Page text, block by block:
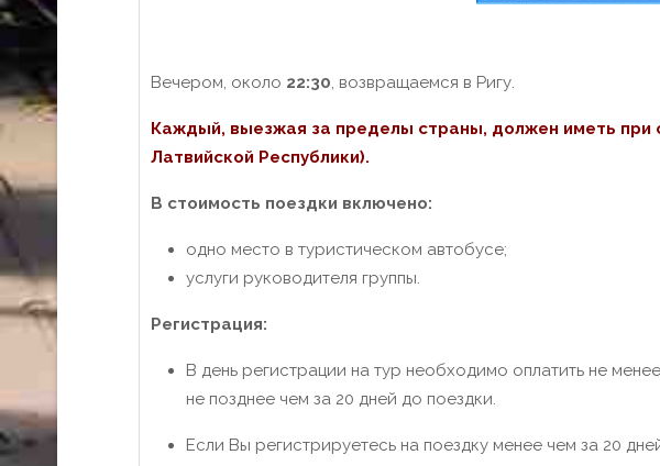
Вечером, около 22:30, возвращаемся в Ригу.
Каждый, выезжая за пределы страны, должен иметь при
Латвийской Республики).
В стоимость поездки включено:
одно место в туристическом автобусе;
услуги руководителя группы.
Регистрация:
В день регистрации на тур необходимо оплатить не
не позднее чем за 20 дней до поездки.
Если Вы регистрируетесь на поездку менее чем за 20